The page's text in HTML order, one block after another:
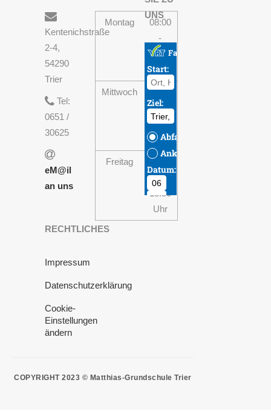
Kentenichstraße
2-4,
54290
Trier
Tel:
0651 /
30625
eM@il
an uns
RECHTLICHES
Impressum
Datenschutzerklärung
Cookie-
Einstellungen
ändern
Montag
08:00
-
13:30
Uhr
Mittwoch
08:00
-
13:30
Uhr
Freitag
08:00
-
13:30
Uhr
UNS
COPYRIGHT 2023 © Matthias-Grundschule Trier